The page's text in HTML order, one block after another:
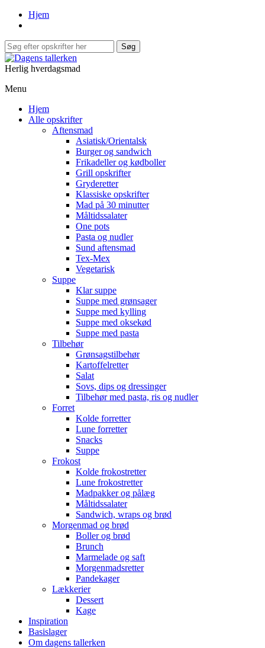
Hjem
Herlig hverdagsmad
Menu
Hjem
Alle opskrifter
Aftensmad
Asiatisk/Orientalsk
Burger og sandwich
Frikadeller og kødboller
Grill opskrifter
Gryderetter
Klassiske opskrifter
Mad på 30 minutter
Måltidssalater
One pots
Pasta og nudler
Sund aftensmad
Tex-Mex
Vegetarisk
Suppe
Klar suppe
Suppe med grønsager
Suppe med kylling
Suppe med oksekød
Suppe med pasta
Tilbehør
Grønsagstilbehør
Kartoffelretter
Salat
Sovs, dips og dressinger
Tilbehør med pasta, ris og nudler
Forret
Kolde forretter
Lune forretter
Snacks
Suppe
Frokost
Kolde frokostretter
Lune frokostretter
Madpakker og pålæg
Måltidssalater
Sandwich, wraps og brød
Morgenmad og brød
Boller og brød
Brunch
Marmelade og saft
Morgenmadsretter
Pandekager
Lækkerier
Dessert
Kage
Inspiration
Basislager
Om dagens tallerken